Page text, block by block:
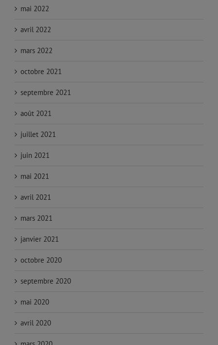
mai 2022
avril 2022
mars 2022
octobre 2021
septembre 2021
août 2021
juillet 2021
juin 2021
mai 2021
avril 2021
mars 2021
janvier 2021
octobre 2020
septembre 2020
mai 2020
avril 2020